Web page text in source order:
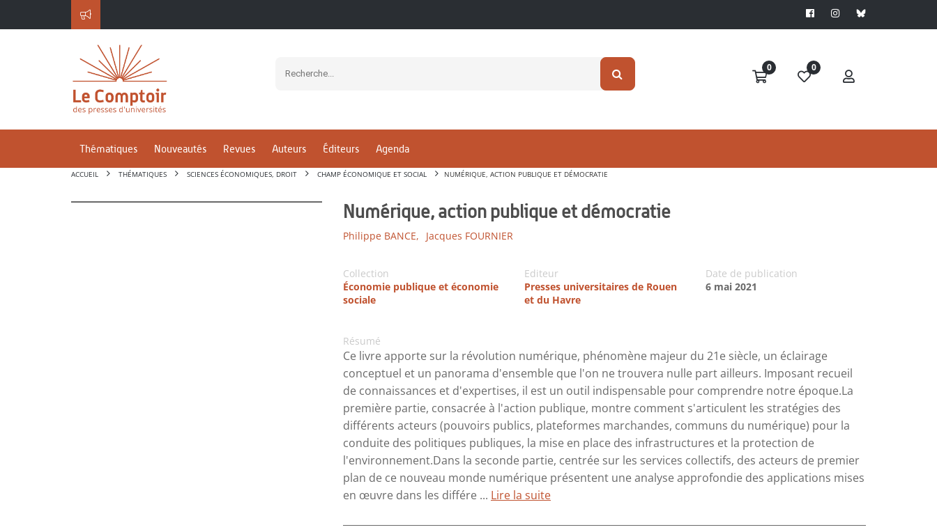
0 0
Thématiques Nouveautés Revues Auteurs Éditeurs Agenda
ACCUEIL THÉMATIQUES SCIENCES ÉCONOMIQUES, DROIT CHAMP ÉCONOMIQUE ET SOCIAL NUMÉRIQUE, ACTION PUBLIQUE ET DÉMOCRATIE
Numérique, action publique et démocratie
Philippe BANCE, Jacques FOURNIER
Collection
Économie publique et économie
sociale
Editeur
Presses universitaires de Rouen
et du Havre
Date de publication
6 mai 2021
Résumé
Ce livre apporte sur la révolution numérique, phénomène majeur du 21e siècle, un éclairage
conceptuel et un panorama d'ensemble que l'on ne trouvera nulle part ailleurs. Imposant recueil
de connaissances et d'expertises, il est un outil indispensable pour comprendre notre époque.La
première partie, consacrée à l'action publique, montre comment s'articulent les stratégies des
différents acteurs (pouvoirs publics, plateformes marchandes, communs du numérique) pour la
conduite des politiques publiques, la mise en place des infrastructures et la protection de
l'environnement.Dans la seconde partie, centrée sur les services collectifs, des acteurs de premier
plan de ce nouveau monde numérique présentent une analyse approfondie des applications mises
en œuvre dans les différe ... Lire la suite